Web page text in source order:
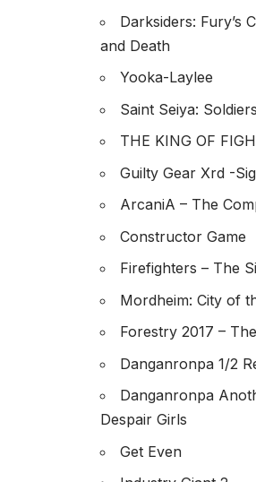
Darksiders: Fury’s
and Death
Yooka-Laylee
Saint Seiya:
THE KING OF
Guilty Gear Xrd -
ArcaniA – The
Constructor Game
Firefighters – The
Mordheim: City of
Forestry 2017 –
Danganronpa 1/2
Danganronpa
Despair Girls
Get Even